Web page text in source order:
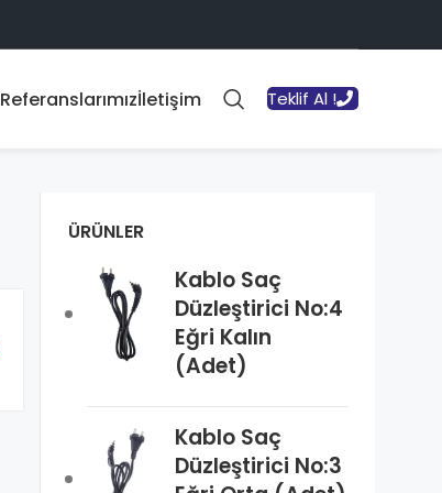
Referanslarımızİletişim Teklif Al !
ÜRÜNLER
Kablo Saç
Düzleştirici No:4
Eğri Kalın
(Adet)
Kablo Saç
Düzleştirici No:3